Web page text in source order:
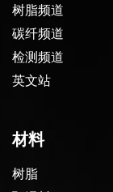
树脂频道
碳纤频道
检测频道
英文站
材料
树脂